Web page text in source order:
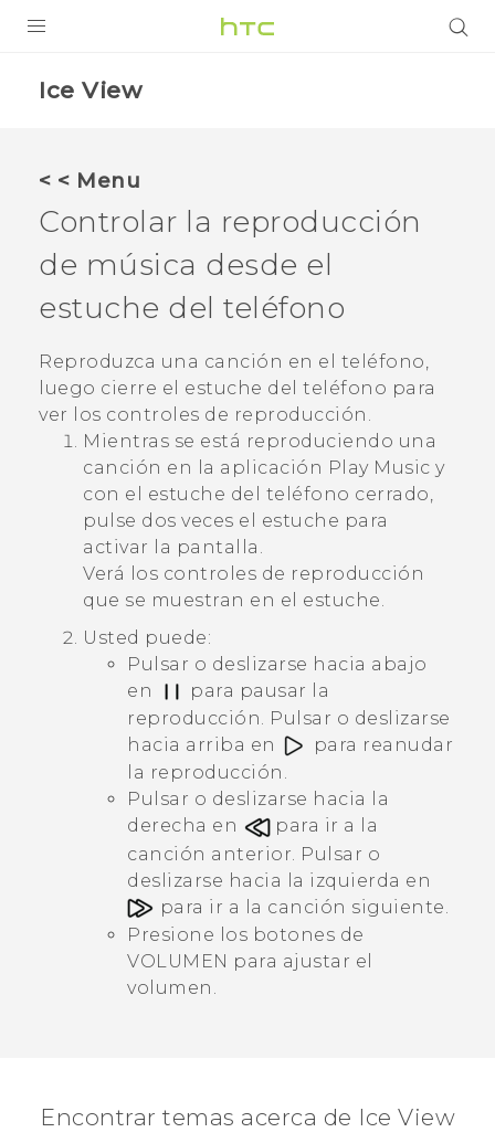
VIVERSE
HTC Devices & Accessories
Video Tutorials
Ice View
< < Menu
Controlar la reproducción
de música desde el
estuche del teléfono
Reproduzca una canción en el teléfono,
luego cierre el estuche del teléfono para
ver los controles de reproducción.
Mientras se está reproduciendo una
canción en la aplicación Play Music y
con el estuche del teléfono cerrado,
pulse dos veces el estuche para
activar la pantalla.
Verá los controles de reproducción
que se muestran en el estuche.
Usted puede:
Pulsar o deslizarse hacia abajo
en
para pausar la
reproducción. Pulsar o deslizarse
hacia arriba en
para reanudar
la reproducción.
Pulsar o deslizarse hacia la
derecha en
para ir a la
canción anterior. Pulsar o
deslizarse hacia la izquierda en
para ir a la canción siguiente.
Presione los botones de
VOLUMEN para ajustar el
volumen.
Encontrar temas acerca de Ice View